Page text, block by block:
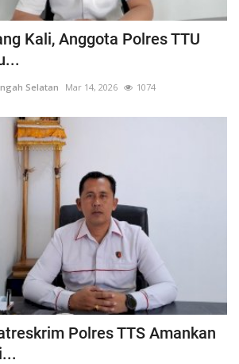
Kali, Anggota Polres TTU
Selatan Mar 14, 2026 1074
Polres TTS Amankan